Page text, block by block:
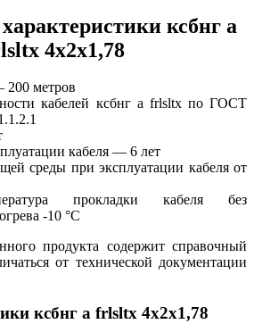
ксбнг а
4х2х1,78
200 метров
кабелей ксбнг а frlsltx по ГОСТ
кабеля — 6 лет
среды при эксплуатации кабеля от
прокладки кабеля без
-10 °С
продукта содержит справочный
от технической документации
ксбнг а frlsltx 4х2х1,78